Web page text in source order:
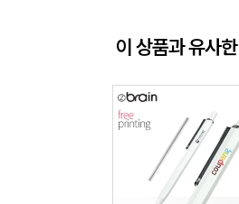
이 상품과 유사한